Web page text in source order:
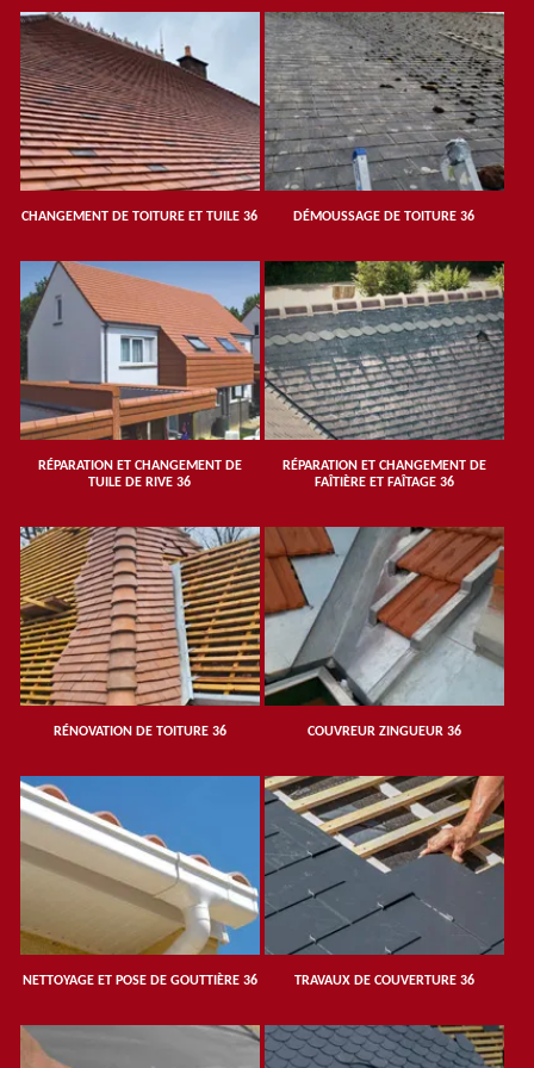
CHANGEMENT DE TOITURE ET TUILE 36 DÉMOUSSAGE DE TOITURE 36
RÉPARATION ET CHANGEMENT DE
TUILE DE RIVE 36
RÉPARATION ET CHANGEMENT DE
FAÎTIÈRE ET FAÎTAGE 36
RÉNOVATION DE TOITURE 36 COUVREUR ZINGUEUR 36
NETTOYAGE ET POSE DE GOUTTIÈRE 36 TRAVAUX DE COUVERTURE 36